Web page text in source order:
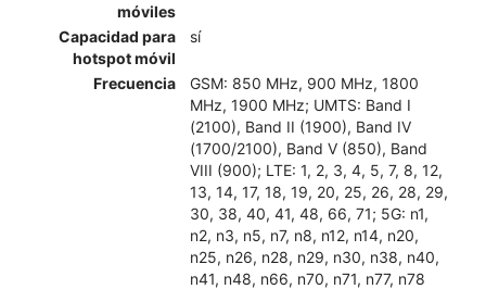
móviles
Capacidad para
hotspot móvil
sí
Frecuencia
GSM: 850 MHz, 900 MHz, 1800
MHz, 1900 MHz; UMTS: Band I
(2100), Band II (1900), Band IV
(1700/2100), Band V (850), Band
VIII (900); LTE: 1, 2, 3, 4, 5, 7, 8, 12,
13, 14, 17, 18, 19, 20, 25, 26, 28, 29,
30, 38, 40, 41, 48, 66, 71; 5G: n1,
n2, n3, n5, n7, n8, n12, n14, n20,
n25, n26, n28, n29, n30, n38, n40,
n41, n48, n66, n70, n71, n77, n78